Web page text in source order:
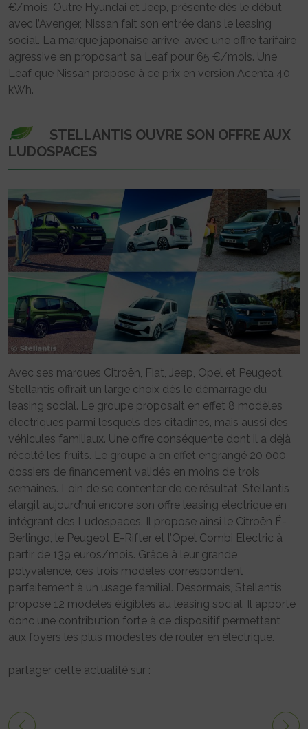
€/mois. Outre Hyundai et Jeep, présente dès le début
avec l’Avenger, Nissan fait son entrée dans le leasing
social. La marque japonaise arrive avec une offre tarifaire
agressive en proposant sa Leaf pour 65 €/mois. Une
Leaf que Nissan propose à ce prix en version Acenta 40
kWh.
STELLANTIS OUVRE SON OFFRE AUX
LUDOSPACES
Avec ses marques Citroën, Fiat, Jeep, Opel et Peugeot,
Stellantis offrait un large choix dès le démarrage du
leasing social. Le groupe proposait en effet 8 modèles
électriques parmi lesquels des citadines, mais aussi des
véhicules familiaux. Une offre conséquente dont il a déjà
récolté les fruits. Le groupe a en effet engrangé 20 000
dossiers de financement validés en moins de trois
semaines. Loin de se contenter de ce résultat, Stellantis
élargit aujourd’hui encore son offre leasing électrique en
intégrant des Ludospaces. Il propose ainsi le Citroën Ë-
Berlingo, le Peugeot E-Rifter et l’Opel Combi Electric à
partir de 139 euros/mois. Grâce à leur grande
polyvalence, ces trois modèles correspondent
parfaitement à un usage familial. Désormais, Stellantis
propose 12 modèles éligibles au leasing social. Il apporte
donc une contribution forte à ce dispositif permettant
aux foyers les plus modestes de rouler en électrique.
partager cette actualité sur :